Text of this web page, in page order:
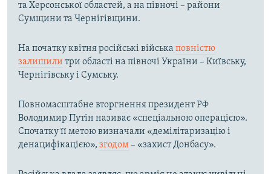
та Херсонської областей, а на півночі – райони
Сумщини та Чернігівщини.
На початку квітня російські війська повністю
залишили три області на півночі України – Київську,
Чернігівську і Сумську.
Повномасштабне вторгнення президент РФ
Володимир Путін називає «спеціальною операцією».
Спочатку її метою визначали «демілітаризацію і
денацифікацією», згодом– «захист Донбасу».